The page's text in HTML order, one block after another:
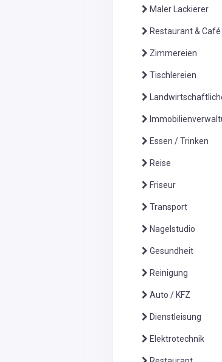
Maler Lackierer
Restaurant & Café
Zimmereien
Tischlereien
Essen / Trinken
Reise
Friseur
Transport
Nagelstudio
Gesundheit
Reinigung
Auto / KFZ
Dienstleisung
Elektrotechnik